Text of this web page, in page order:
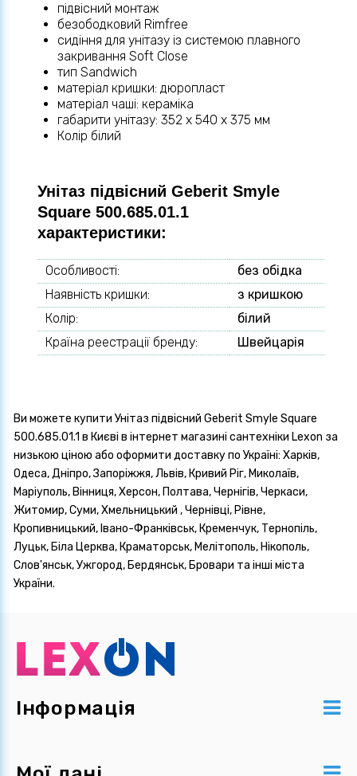
підвісний монтаж
безободковий Rimfree
сидіння для унітазу із системою плавного
закривання Soft Close
тип Sandwich
матеріал кришки: дюропласт
матеріал чаші: кераміка
габарити унітазу: 352 х 540 х 375 мм
Колір білий
Унітаз підвісний Geberit Smyle
Square 500.685.01.1
характеристики:
Особливості:
без обідка
Наявність кришки:
з кришкою
Колір:
білий
Країна реестрації бренду:
Швейцарія
Ви можете купити Унітаз підвісний Geberit Smyle Square
500.685.01.1 в Києві в інтернет магазині сантехніки Lexon за
низькою ціною або оформити доставку по Україні: Харків,
Одеса, Дніпро, Запоріжжя, Львів, Кривий Ріг, Миколаїв,
Маріуполь, Вінниця, Херсон, Полтава, Чернігів, Черкаси,
Житомир, Суми, Хмельницький , Чернівці, Рівне,
Кропивницький, Івано-Франківськ, Кременчук, Тернопіль,
Луцьк, Біла Церква, Краматорськ, Мелітополь, Нікополь,
Слов'янськ, Ужгород, Бердянськ, Бровари та інші міста
України.
Інформація